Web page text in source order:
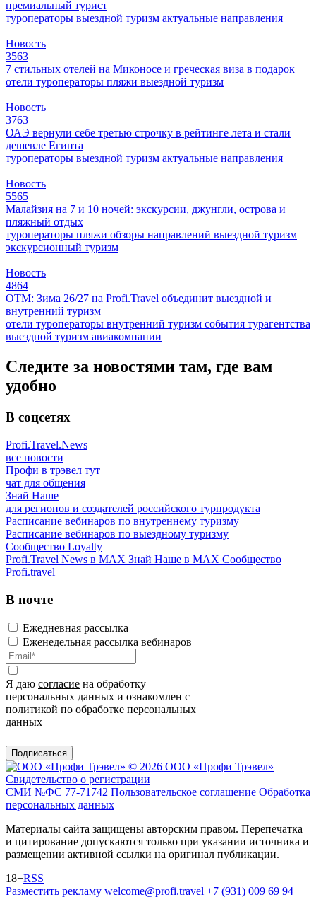
премиальный турист
туроператоры выездной туризм актуальные направления
Новость
3563
7 стильных отелей на Миконосе и греческая виза в подарок
отели туроператоры пляжи выездной туризм
Новость
3763
ОАЭ вернули себе третью строчку в рейтинге лета и стали
дешевле Египта
туроператоры выездной туризм актуальные направления
Новость
5565
Малайзия на 7 и 10 ночей: экскурсии, джунгли, острова и
пляжный отдых
туроператоры пляжи обзоры направлений выездной туризм
экскурсионный туризм
Новость
4864
ОТМ: Зима 26/27 на Profi.Travel объединит выездной и
внутренний туризм
отели туроператоры внутренний туризм события турагентства
выездной туризм авиакомпании
Следите за новостями там, где вам
удобно
В соцсетях
Profi.Travel.News
все новости
Профи в трэвел тут
чат для общения
Знай Наше
для регионов и создателей российского турпродукта
Расписание вебинаров по внутреннему туризму
Расписание вебинаров по выездному туризму
Сообщество Loyalty
Profi.Travel News в MAX Знай Наше в MAX Сообщество
Profi.travel
В почте
Ежедневная рассылка
Еженедельная рассылка вебинаров
Я даю согласие на обработку
персональных данных и ознакомлен с
политикой по обработке персональных
данных
Подписаться
© 2026 ООО «Профи Трэвeл»
Свидетельство о регистрации
СМИ №ФС 77-71742 Пользовательское соглашение Обработка
персональных данных
Материалы сайта защищены авторским правом. Перепечатка
и цитирование допускаются только при указании источника и
размещении активной ссылки на оригинал публикации.
18+RSS
Разместить рекламу welcome@profi.travel +7 (931) 009 69 94